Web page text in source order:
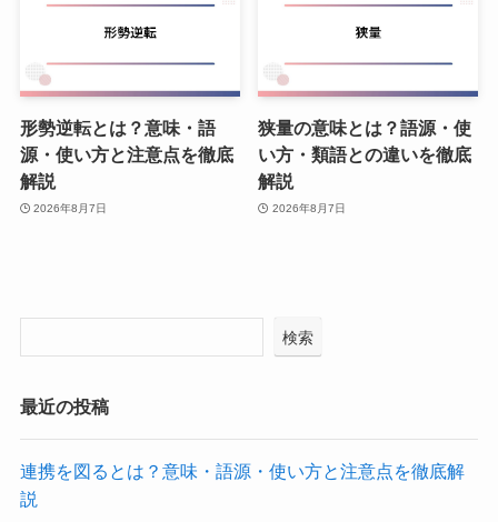
形勢逆転とは？意味・語
源・使い方と注意点を徹底
解説
2026年8月7日
狭量の意味とは？語源・使
い方・類語との違いを徹底
解説
2026年8月7日
検索
最近の投稿
連携を図るとは？意味・語源・使い方と注意点を徹底解
説